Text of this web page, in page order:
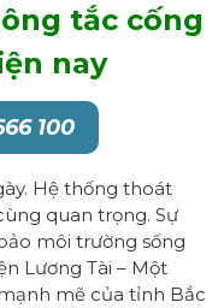
tắc cống
nay
100
Hệ thống thoát
quan trọng. Sự
môi trường sống
Lương Tài – Một
mẽ của tỉnh Bắc